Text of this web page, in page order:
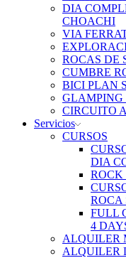
DIA
CHOACHI
VIA
ROCAS DE
CUMBRE
BICI PLAN
GLAMPING
CIRCUITO
Servicios
CURSOS
DIA
ROCK
ROCA
FULL
4
ALQUILER
ALQUILER